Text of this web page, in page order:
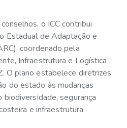
o ICC contribui
Estadual de Adaptação e
coordenado pela
Infraestrutura e Logística
O plano estabelece diretrizes
do estado às mudanças
biodiversidade, segurança
e infraestrutura